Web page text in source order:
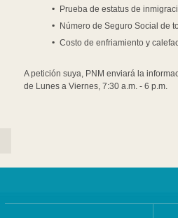
Prueba de estatus de
Número de Seguro Social de
Costo de enfriamiento y
A petición suya, PNM enviará la
de Lunes a Viernes, 7:30 a.m. - 6 p.m.